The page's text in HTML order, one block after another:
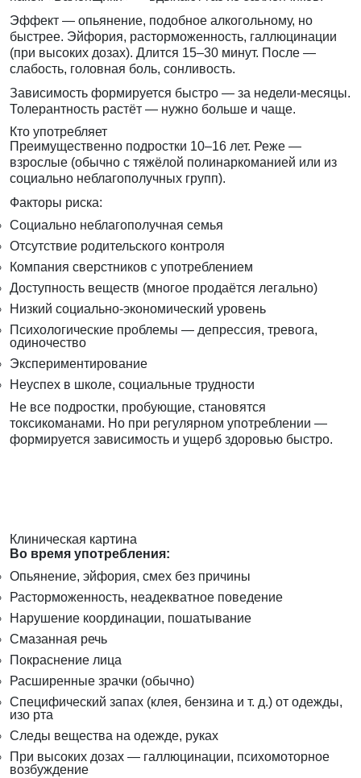
Эффект — опьянение, подобное алкогольному, но
быстрее. Эйфория, расторможенность, галлюцинации
(при высоких дозах). Длится 15–30 минут. После —
слабость, головная боль, сонливость.
Зависимость формируется быстро — за недели-месяцы.
Толерантность растёт — нужно больше и чаще.
Кто употребляет
Преимущественно подростки 10–16 лет. Реже —
взрослые (обычно с тяжёлой полинаркоманией или из
социально неблагополучных групп).
Факторы риска:
Социально неблагополучная семья
Отсутствие родительского контроля
Компания сверстников с употреблением
Доступность веществ (многое продаётся легально)
Низкий социально-экономический уровень
Психологические проблемы — депрессия, тревога,
одиночество
Экспериментирование
Неуспех в школе, социальные трудности
Не все подростки, пробующие, становятся
токсикоманами. Но при регулярном употреблении —
формируется зависимость и ущерб здоровью быстро.
Клиническая картина
Во время употребления:
Опьянение, эйфория, смех без причины
Расторможенность, неадекватное поведение
Нарушение координации, пошатывание
Смазанная речь
Покраснение лица
Расширенные зрачки (обычно)
Специфический запах (клея, бензина и т. д.) от одежды,
изо рта
Следы вещества на одежде, руках
При высоких дозах — галлюцинации, психомоторное
возбуждение